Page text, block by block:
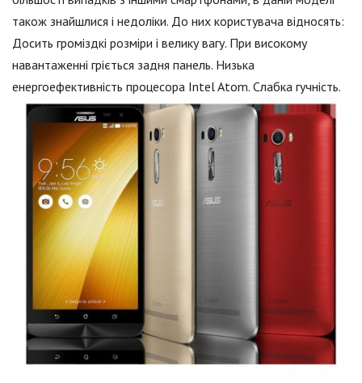
також знайшлися і недоліки. До них користувача відносять:
Досить громіздкі розміри і велику вагу. При високому
навантаженні гріється задня панель. Низька
енергоефективність процесора Intel Atom. Слабка гучність.